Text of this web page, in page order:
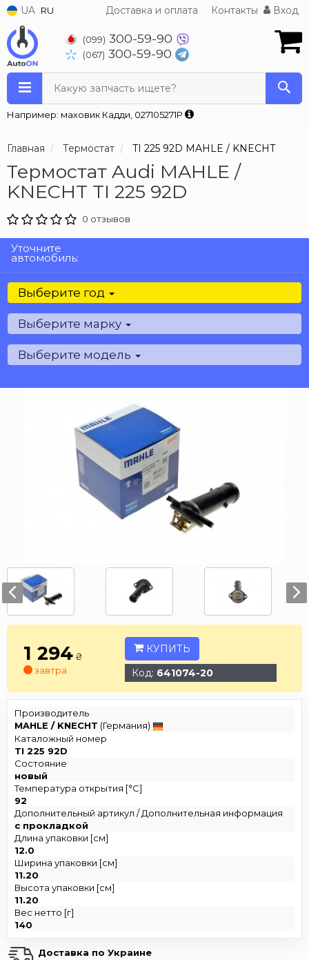
UA RU Доставка и оплата Контакты Вход
(099) 300-59-90
(067) 300-59-90
Какую запчасть ищете?
Например: маховик Кадди, 027105271P
Главная Термостат TI 225 92D MAHLE / KNECHT
Термостат Audi MAHLE /
KNECHT TI 225 92D
0 отзывов
Уточните
автомобиль:
Выберите год
Выберите марку
Выберите модель
1 294 ₴
завтра
КУПИТЬ
Код: 641074-20
Производитель
MAHLE / KNECHT (Германия)
Каталожный номер
TI 225 92D
Состояние
новый
Температура открытия [°C]
92
Дополнительный артикул / Дополнительная информация
с прокладкой
Длина упаковки [см]
12.0
Ширина упаковки [см]
11.20
Высота упаковки [см]
11.20
Вес нетто [г]
140
Доставка по Украине